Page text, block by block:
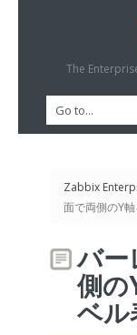
The
Zabbix
面で両側のY
バー
側の
ベル